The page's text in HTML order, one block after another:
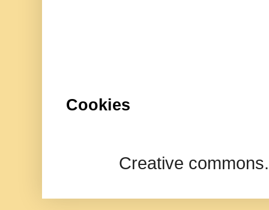
Cookies
Creative